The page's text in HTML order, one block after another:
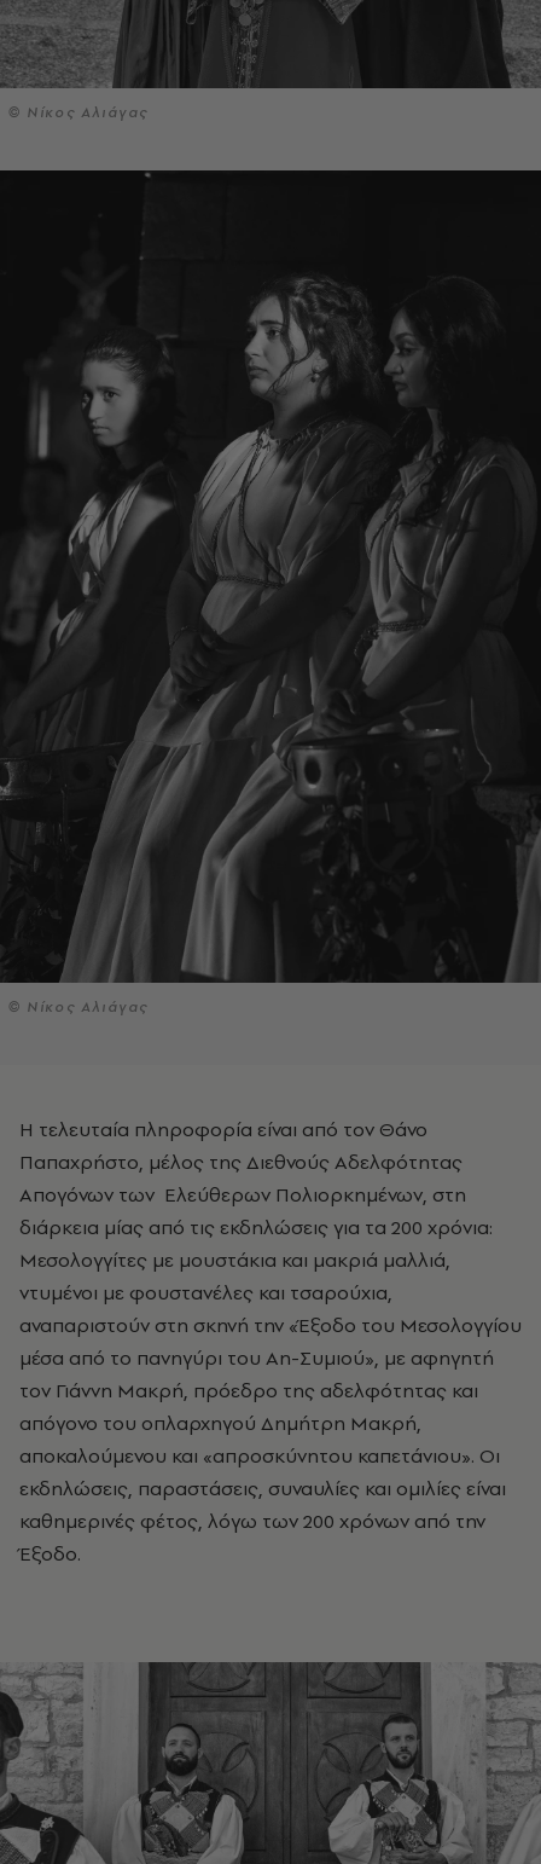
© Νίκος Αλιάγας
© Νίκος Αλιάγας
Η τελευταία πληροφορία είναι από τον Θάνο
Παπαχρήστο, μέλος της Διεθνούς Αδελφότητας
Απογόνων των Ελεύθερων Πολιορκημένων, στη
διάρκεια μίας από τις εκδηλώσεις για τα 200 χρόνια:
Μεσολογγίτες με μουστάκια και μακριά μαλλιά,
ντυμένοι με φουστανέλες και τσαρούχια,
αναπαριστούν στη σκηνή την «Έξοδο του Μεσολογγίου
μέσα από το πανηγύρι του Αη-Συμιού», με αφηγητή
τον Γιάννη Μακρή, πρόεδρο της αδελφότητας και
απόγονο του οπλαρχηγού Δημήτρη Μακρή,
αποκαλούμενου και «απροσκύνητου καπετάνιου». Οι
εκδηλώσεις, παραστάσεις, συναυλίες και ομιλίες είναι
καθημερινές φέτος, λόγω των 200 χρόνων από την
Έξοδο.